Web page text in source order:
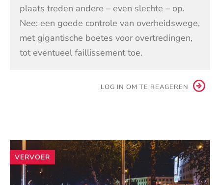
plaats treden andere – even slechte – op.
Nee: een goede controle van overheidswege,
met gigantische boetes voor overtredingen,
tot eventueel faillissement toe.
LOG IN OM TE REAGEREN
Andere
artikelen
VERVOER